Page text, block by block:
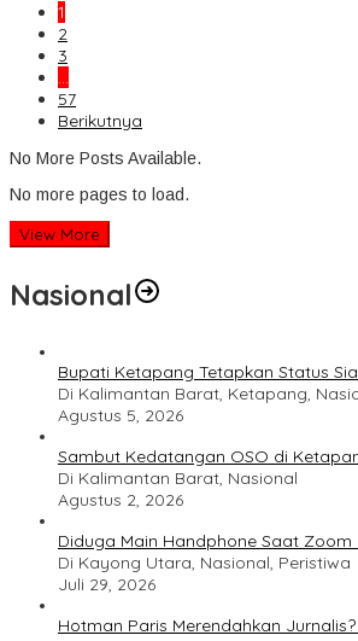
1
2
3
…
57
Berikutnya
No More Posts Available.
No more pages to load.
View More
Nasional
Bupati Ketapang Tetapkan Status
Di Kalimantan Barat, Ketapang,
Agustus 5, 2026
Sambut Kedatangan OSO di
Di Kalimantan Barat, Nasional
Agustus 2, 2026
Diduga Main Handphone Saat
Di Kayong Utara, Nasional, Peristiwa
Juli 29, 2026
Hotman Paris Merendahkan